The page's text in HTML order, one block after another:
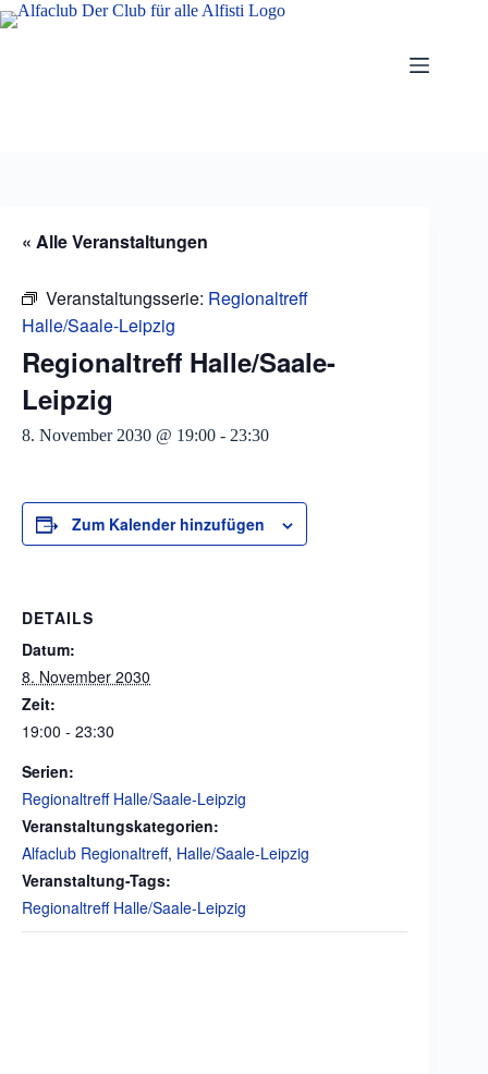
Zum
Inhalt
« Alle Veranstaltungen
Veranstaltungsserie: Regionaltreff
Halle/Saale-Leipzig
Regionaltreff Halle/Saale-
Leipzig
8. November 2030 @ 19:00 - 23:30
Zum Kalender hinzufügen
DETAILS
Datum:
8. November 2030
Zeit:
19:00 - 23:30
Serien:
Regionaltreff Halle/Saale-Leipzig
Veranstaltungskategorien:
Alfaclub Regionaltreff, Halle/Saale-Leipzig
Veranstaltung-Tags:
Regionaltreff Halle/Saale-Leipzig